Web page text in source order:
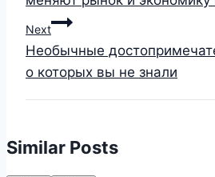
Next
Необычные
о которых вы не знали
Similar Posts